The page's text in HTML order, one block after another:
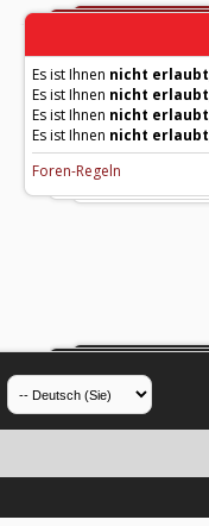
Es ist Ihnen nicht erlaubt
Es ist Ihnen nicht erlaubt
Es ist Ihnen nicht erlaubt
Es ist Ihnen nicht erlaubt
Foren-Regeln